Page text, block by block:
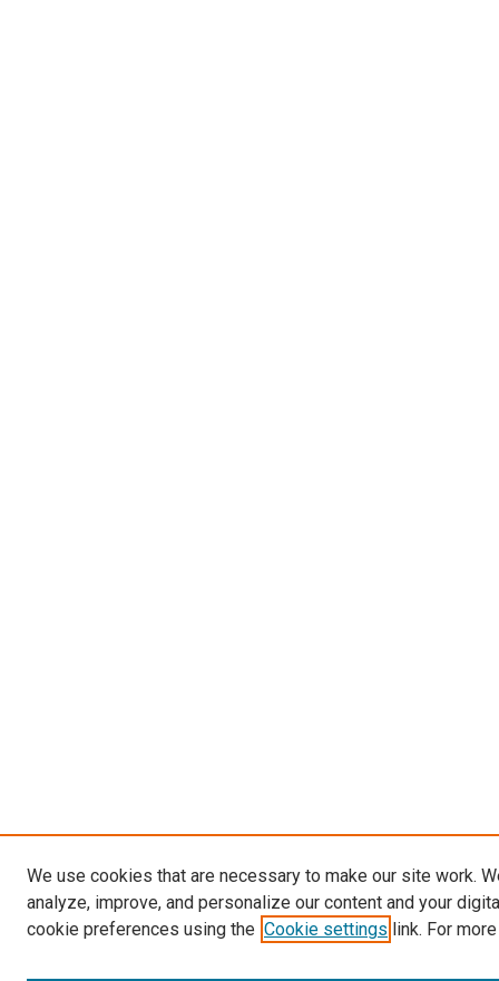
We use cookies that are necessary to make our site work.
analyze, improve, and personalize our content and your
cookie preferences using the Cookie settings link. For